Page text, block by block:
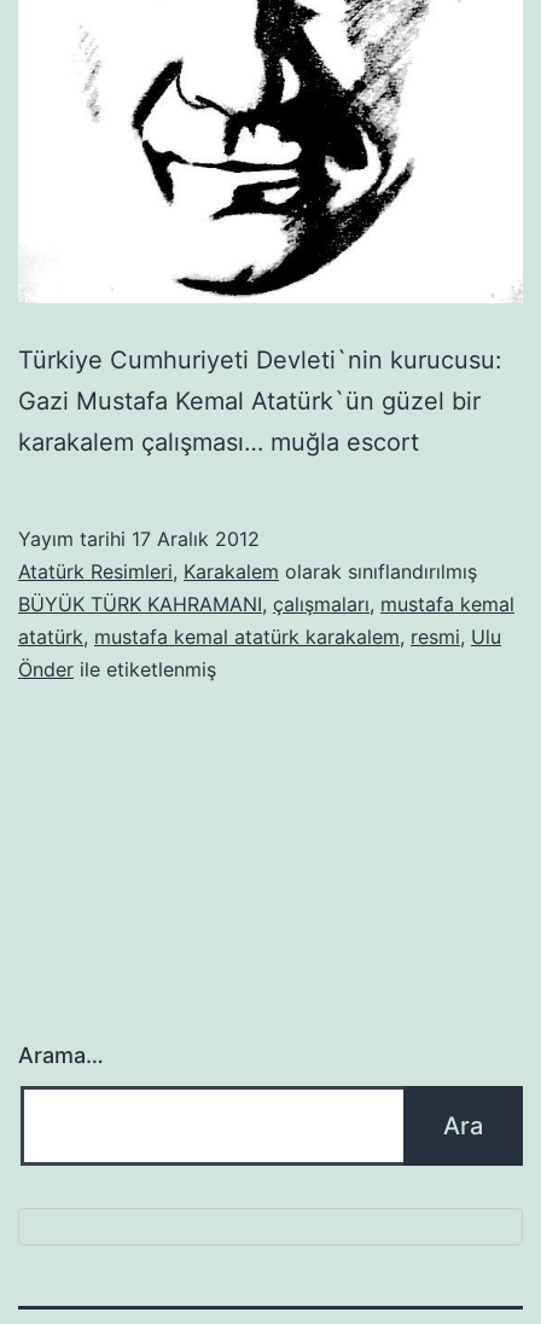
Türkiye Cumhuriyeti Devleti`nin kurucusu:
Gazi Mustafa Kemal Atatürk`ün güzel bir
karakalem çalışması… muğla escort
Yayım tarihi 17 Aralık 2012
Atatürk Resimleri, Karakalem olarak sınıflandırılmış
BÜYÜK TÜRK KAHRAMANI, çalışmaları, mustafa kemal
atatürk, mustafa kemal atatürk karakalem, resmi, Ulu
Önder ile etiketlenmiş
Arama…